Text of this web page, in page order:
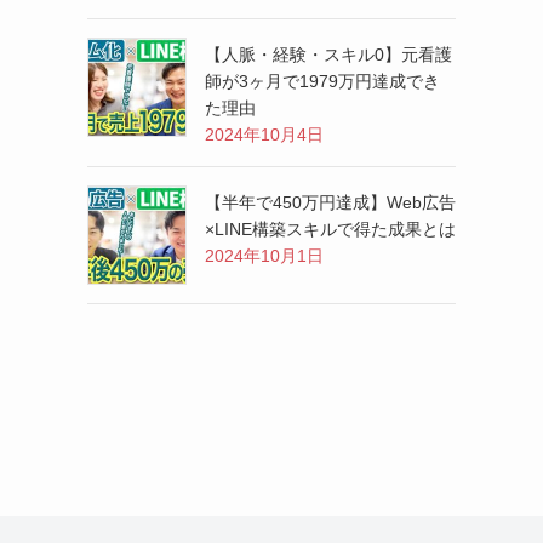
【人脈・経験・スキル0】元看護
師が3ヶ月で1979万円達成でき
た理由
2024年10月4日
【半年で450万円達成】Web広告
×LINE構築スキルで得た成果とは
2024年10月1日